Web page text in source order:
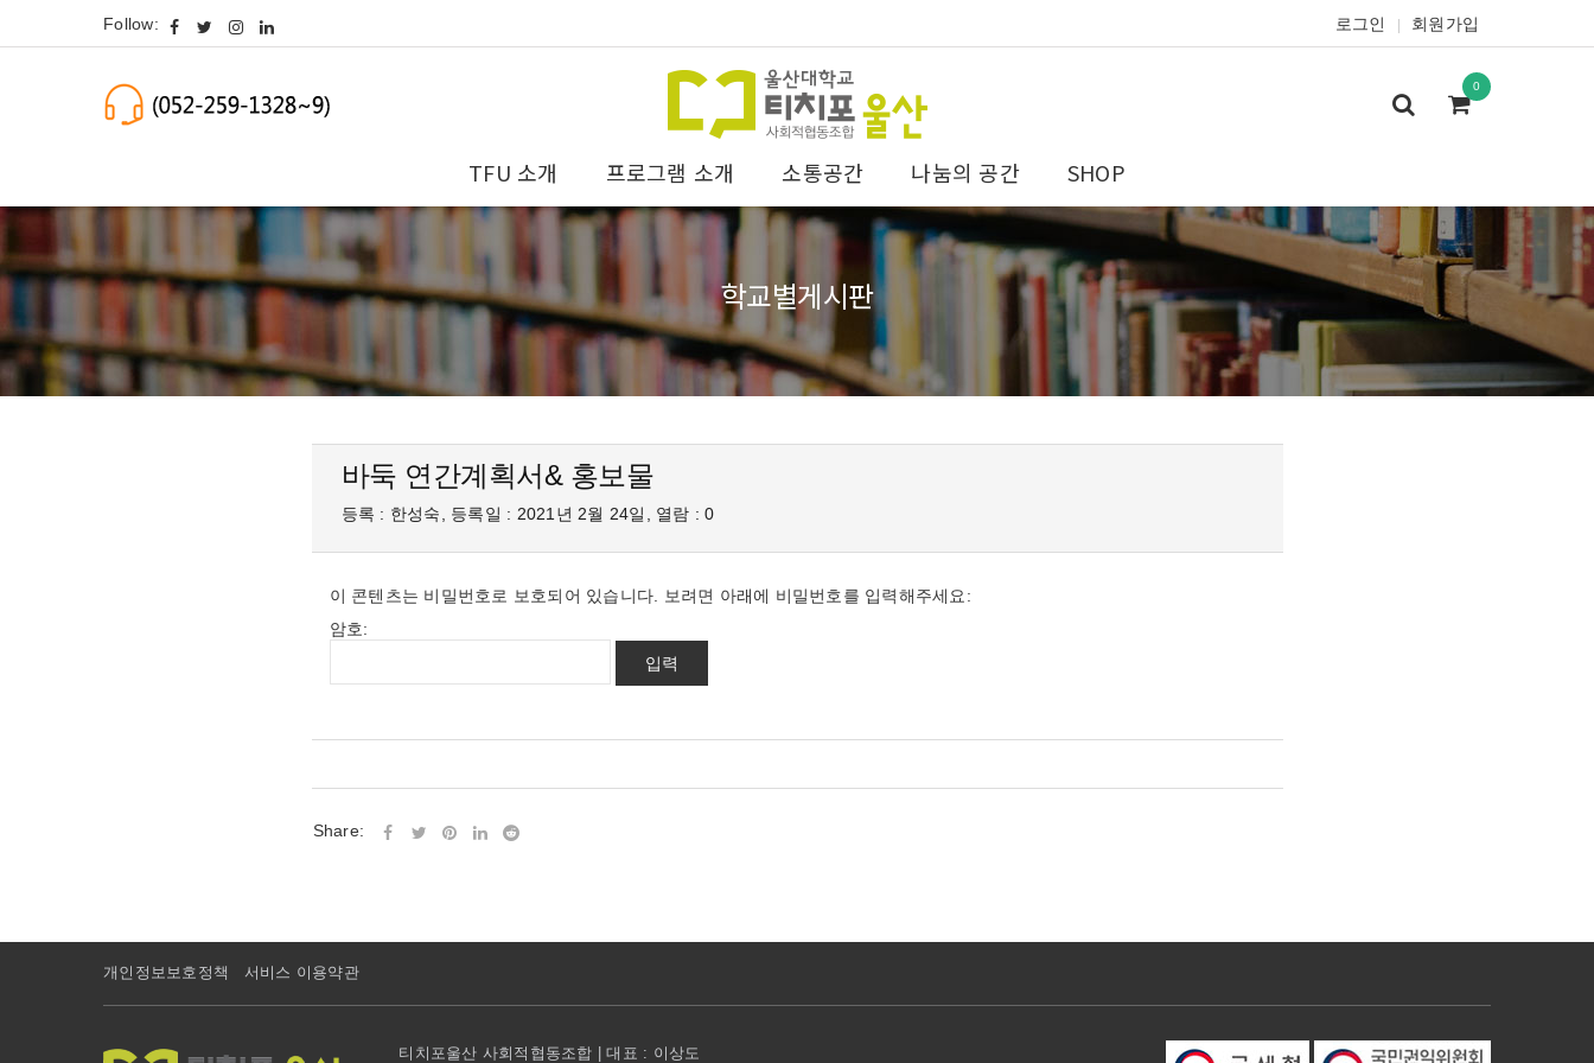
Follow: 로그인 회원가입
0
TFU 소개 프로그램 소개 소통공간 나눔의 공간 SHOP
학교별게시판
바둑 연간계획서& 홍보물
등록 : 한성숙, 등록일 : 2021년 2월 24일, 열람 : 0
이 콘텐츠는 비밀번호로 보호되어 있습니다. 보려면 아래에 비밀번호를 입력해주세요:
암호:
Share:
개인정보보호정책 서비스 이용약관
티치포울산 사회적협동조합 | 대표 : 이상도